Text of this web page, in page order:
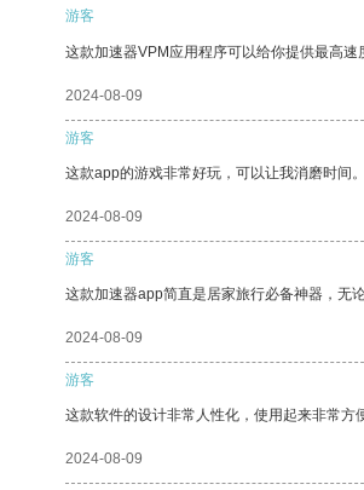
游客
这款加速器VPM应用程序可以给你提供最高速
2024-08-09
游客
这款app的游戏非常好玩，可以让我消磨时间。
2024-08-09
游客
这款加速器app简直是居家旅行必备神器，无
2024-08-09
游客
这款软件的设计非常人性化，使用起来非常方
2024-08-09